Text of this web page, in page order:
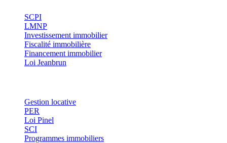
SCPI
LMNP
Investissement immobilier
Fiscalité immobilière
Financement immobilier
Loi Jeanbrun
Gestion locative
PER
Loi Pinel
SCI
Programmes immobiliers